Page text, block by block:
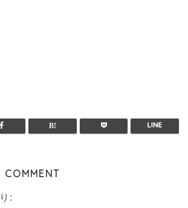
COMMENT
: